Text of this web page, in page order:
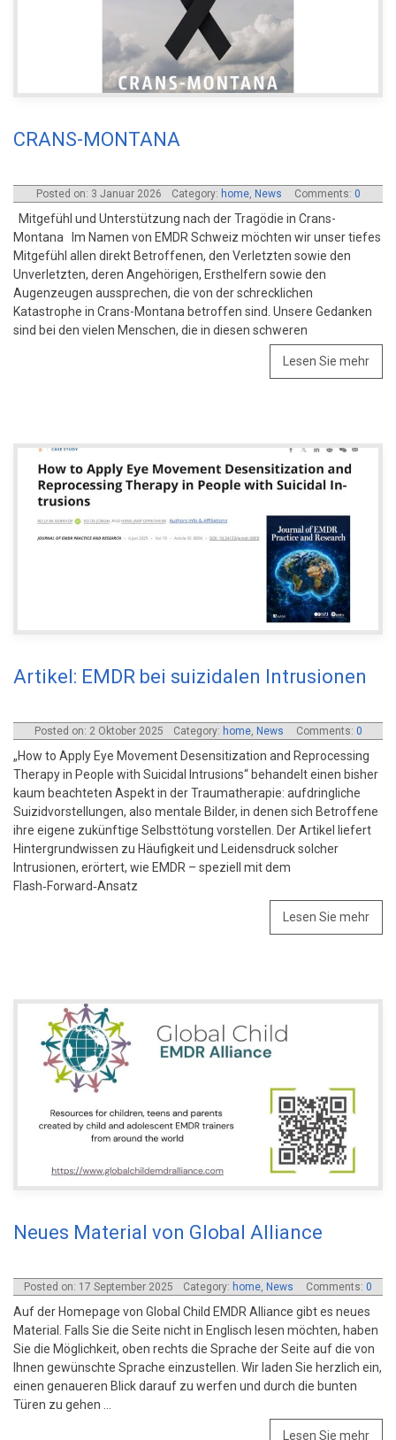
CRANS-MONTANA
Posted on: 3 Januar 2026 Category: home, News Comments: 0
Mitgefühl und Unterstützung nach der Tragödie in Crans-
Montana Im Namen von EMDR Schweiz möchten wir unser tiefes
Mitgefühl allen direkt Betroffenen, den Verletzten sowie den
Unverletzten, deren Angehörigen, Ersthelfern sowie den
Augenzeugen aussprechen, die von der schrecklichen
Katastrophe in Crans-Montana betroffen sind. Unsere Gedanken
sind bei den vielen Menschen, die in diesen schweren
Lesen Sie mehr
Artikel: EMDR bei suizidalen Intrusionen
Posted on: 2 Oktober 2025 Category: home, News Comments: 0
„How to Apply Eye Movement Desensitization and Reprocessing
Therapy in People with Suicidal Intrusions“ behandelt einen bisher
kaum beachteten Aspekt in der Traumatherapie: aufdringliche
Suizidvorstellungen, also mentale Bilder, in denen sich Betroffene
ihre eigene zukünftige Selbsttötung vorstellen. Der Artikel liefert
Hintergrundwissen zu Häufigkeit und Leidensdruck solcher
Intrusionen, erörtert, wie EMDR – speziell mit dem
Flash‑Forward‑Ansatz
Lesen Sie mehr
Neues Material von Global Alliance
Posted on: 17 September 2025 Category: home News Comments: 0
Auf der Homepage von Global Child EMDR Alliance gibt es neues
Material. Falls Sie die Seite nicht in Englisch lesen möchten, haben
Sie die Möglichkeit, oben rechts die Sprache der Seite auf die von
Ihnen gewünschte Sprache einzustellen. Wir laden Sie herzlich ein,
einen genaueren Blick darauf zu werfen und durch die bunten
Türen zu gehen …
Lesen Sie mehr